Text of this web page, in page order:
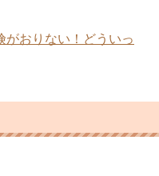
がおりない！どういっ